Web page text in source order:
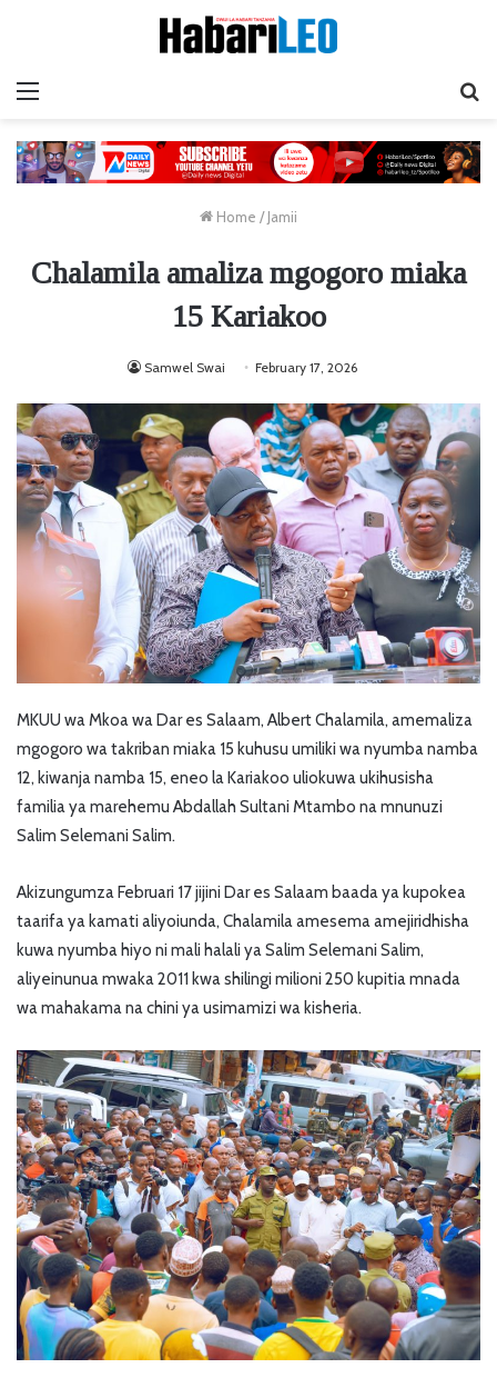
Home / Jamii
Chalamila amaliza mgogoro miaka
15 Kariakoo
Samwel Swai February 17, 2026
MKUU wa Mkoa wa Dar es Salaam, Albert Chalamila, amemaliza
mgogoro wa takriban miaka 15 kuhusu umiliki wa nyumba namba
12, kiwanja namba 15, eneo la Kariakoo uliokuwa ukihusisha
familia ya marehemu Abdallah Sultani Mtambo na mnunuzi
Salim Selemani Salim.
Akizungumza Februari 17 jijini Dar es Salaam baada ya kupokea
taarifa ya kamati aliyoiunda, Chalamila amesema amejiridhisha
kuwa nyumba hiyo ni mali halali ya Salim Selemani Salim,
aliyeinunua mwaka 2011 kwa shilingi milioni 250 kupitia mnada
wa mahakama na chini ya usimamizi wa kisheria.